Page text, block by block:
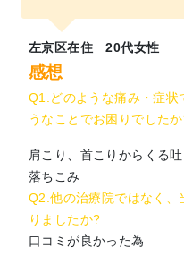
左京区在住 20代女性
感想
Q1.どのような痛み・症状
うなことでお困りでした
肩こり、首こりからくる
落ちこみ
Q2.他の治療院ではなく、
りましたか?
口コミが良かった為